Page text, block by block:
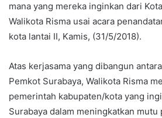
mana yang mereka inginkan dari
Walikota Risma usai acara
kota lantai II, Kamis, (31/5/2018).
Atas kerjasama yang dibangun
Pemkot Surabaya, Walikota Risma
pemerintah kabupaten/kota yang
Surabaya dalam meningkatkan mutu